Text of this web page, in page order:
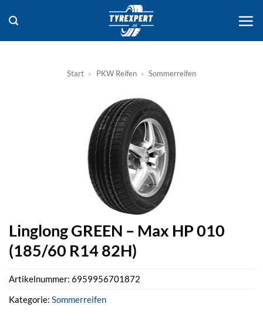
Inhalt
springen
Start » PKW Reifen » Sommerreifen
Linglong GREEN – Max HP 010
(185/60 R14 82H)
Artikelnummer: 6959956701872
Kategorie: Sommerreifen